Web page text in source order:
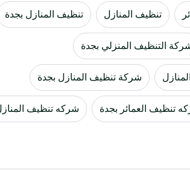
تنظيف المنازل تنظيف المنازل بجدة
التنظيف المنزلي بجدة
شركة تنظيف المنازل بجدة
تنظيف العمائر بجدة شركه تنظيف